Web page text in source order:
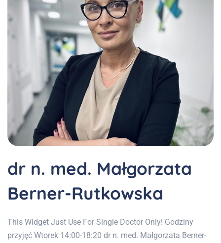
dr n. med. Małgorzata
Berner-Rutkowska
This Widget Just Use For Single Doctor Only! Godziny
przyjęć Wtorek 14:00-18:20 dr n. med. Małgorzata Berner-